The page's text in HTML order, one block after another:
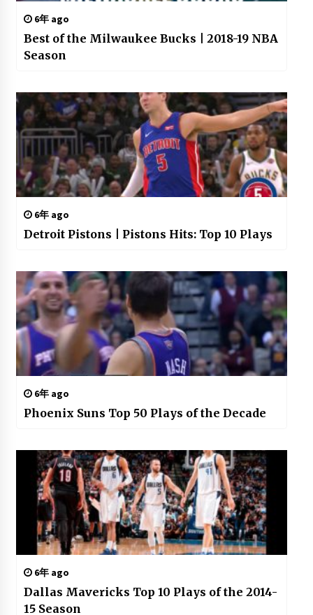
6年 ago
Best of the Milwaukee Bucks | 2018-19 NBA
Season
6年 ago
Detroit Pistons | Pistons Hits: Top 10 Plays
6年 ago
Phoenix Suns Top 50 Plays of the Decade
6年 ago
Dallas Mavericks Top 10 Plays of the 2014-
15 Season